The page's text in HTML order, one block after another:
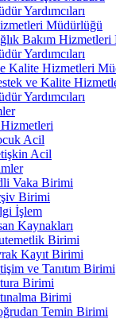
Yardımcıları
Müdürlüğü
Bakım
Yardımcıları
Kalite Hizmetleri
ve Kalite
Yardımcıları
Acil
Acil
Vaka Birimi
Birimi
İşlem
Kaynakları
Birimi
Kayıt Birimi
ve Tanıtım Birimi
Birimi
Birimi
Temin Birimi